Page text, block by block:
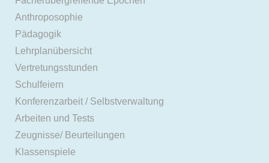
Anthroposophie
Pädagogik
Lehrplanübersicht
Vertretungsstunden
Schulfeiern
Konferenzarbeit / Selbstverwaltung
Arbeiten und Tests
Zeugnisse/ Beurteilungen
Klassenspiele